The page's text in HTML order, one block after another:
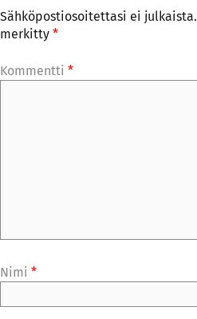
Sähköpostiosoitettasi ei julkaista.
merkitty *
Kommentti *
Nimi *